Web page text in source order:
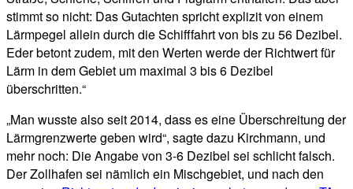
stimmt so nicht: Das Gutachten spricht explizit von einem
Lärmpegel allein durch die Schifffahrt von bis zu 56 Dezibel.
Eder betont zudem, mit den Werten werde der Richtwert für
Lärm in dem Gebiet um maximal 3 bis 6 Dezibel
überschritten.“
„Man wusste also seit 2014, dass es eine Überschreitung der
Lärmgrenzwerte geben wird“, sagte dazu Kirchmann, und
mehr noch: Die Angabe von 3-6 Dezibel sei schlicht falsch.
Der Zollhafen sei nämlich ein Mischgebiet, und nach den